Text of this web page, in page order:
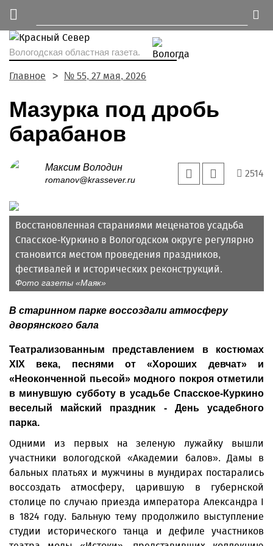
Вологодская областная газета.
Главное № 55, 27 мая, 2026
Мазурка под дробь
барабанов
Максим Володин
romanov@krassever.ru
2514
Восстановленная стараниями меценатов усадьба
Спасское-Куркино в Вологодском округе регулярно
становится местом проведения праздников,
фестивалей и исторических реконструкций.
Фото газеты «Маяк»
В старинном парке воссоздали атмосферу
дворянского бала
Театрализованным представлением в костюмах
XIX века, песнями от «Хороших девчат» и
«Неоконченной пьесой» модного покроя отметили
в минувшую субботу в усадьбе Спасское-Куркино
веселый майский праздник - День усадебного
парка.
Одними из первых на зеленую лужайку вышли
участники вологодской «Академии балов». Дамы в
бальных платьях и мужчины в мундирах постарались
воссоздать атмосферу, царившую в губернской
столице по случаю приезда императора Александра I
в 1824 году. Бальную тему продолжило выступление
студии исторического танца и дефиле участников